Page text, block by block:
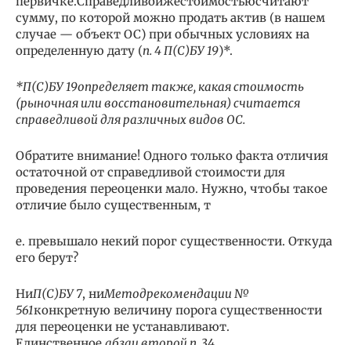
сумму, по которой можно продать актив (в нашем
случае — объект ОС) при обычных условиях на
определенную дату (п. 4 П(С)БУ 19)*.
*П(С)БУ 19определяет также, какая стоимость
(рыночная или восстановительная) считается
справедливой для различных видов ОС.
Обратите внимание! Одного только факта отличия
остаточной от справедливой стоимости для
проведения переоценки мало. Нужно, чтобы такое
отличие было существенным, т
е. превышало некий порог существенности. Откуда
его берут?
НиП(С)БУ 7, ниМетодрекомендации №
561конкретную величину порога существенности
для переоценки не устанавливают.